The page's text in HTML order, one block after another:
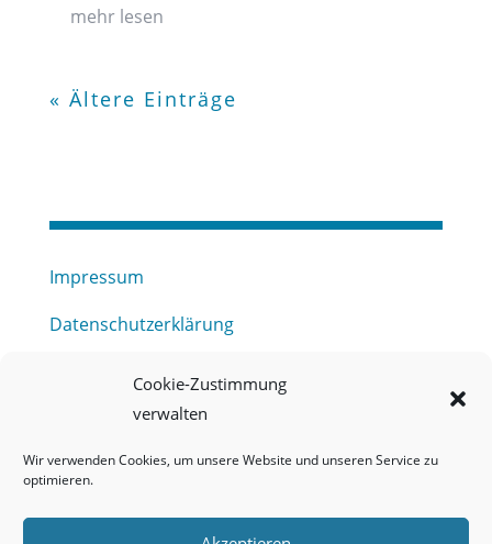
Cookie-Zustimmung
verwalten
Wir verwenden Cookies, um unsere Website und unseren Service zu
optimieren.
mehr lesen
« Ältere Einträge
Impressum
Datenschutzerklärung
Haftungsausschluss
Barrierefreiheitserklärung
Meldestelle (HinSchG) des Erftverbandes